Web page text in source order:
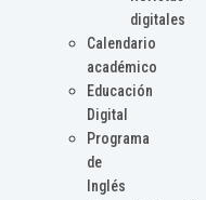
digitales
Calendario
académico
Educación
Digital
Programa
de
Inglés